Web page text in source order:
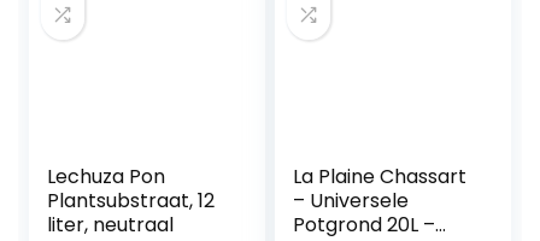
Lechuza Pon
Plantsubstraat, 12
liter, neutraal
La Plaine Chassart
– Universele
Potgrond 20L –